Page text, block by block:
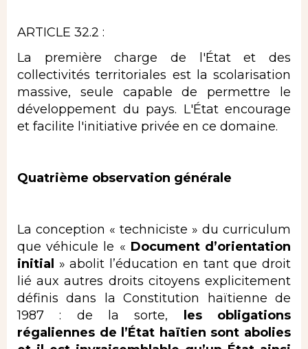
ARTICLE 32.2 :
La première charge de l'État et des
collectivités territoriales est la scolarisation
massive, seule capable de permettre le
développement du pays. L'État encourage
et facilite l'initiative privée en ce domaine.
Quatrième observation générale
La conception « techniciste » du curriculum
que véhicule le « Document d’orientation
initial » abolit l’éducation en tant que droit
lié aux autres droits citoyens explicitement
définis dans la Constitution haïtienne de
1987 : de la sorte,
les obligations
régaliennes de l’État haïtien sont abolies